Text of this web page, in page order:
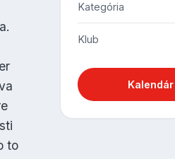
to
Kategória
Klub